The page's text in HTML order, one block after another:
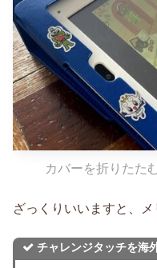
カバーを折りたた
ざっくりいいますと、メ
チャレンジタッチを海